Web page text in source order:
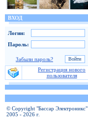
ВХОД
Логин:
Пароль:
Забыли пароль?
Регистрация нового
пользователя
© Copyright "Бассар Электроникс"
2005 - 2026 г.